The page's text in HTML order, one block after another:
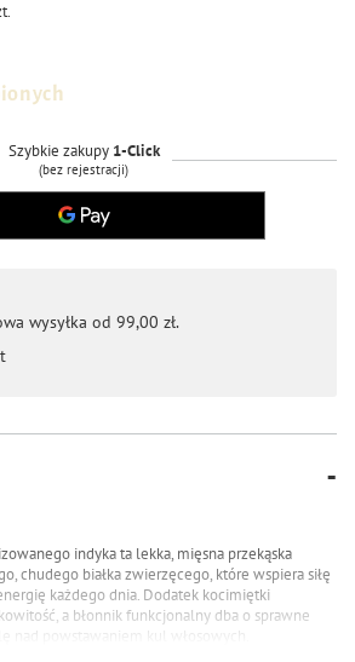
Szybkie zakupy 1-Click
(bez rejestracji)
wysyłka od 99,00 zł.
indyka ta lekka, mięsna przekąska
chudego białka zwierzęcego, które wspiera siłę
każdego dnia. Dodatek kocimiętki
a błonnik funkcjonalny dba o sprawne
nad powstawaniem kul włosowych.